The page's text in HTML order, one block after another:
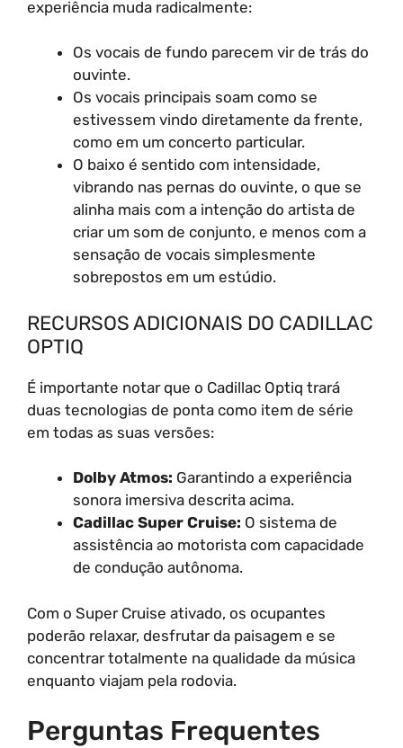
experiência muda radicalmente:
Os vocais de fundo parecem vir de trás do
ouvinte.
Os vocais principais soam como se
estivessem vindo diretamente da frente,
como em um concerto particular.
O baixo é sentido com intensidade,
vibrando nas pernas do ouvinte, o que se
alinha mais com a intenção do artista de
criar um som de conjunto, e menos com a
sensação de vocais simplesmente
sobrepostos em um estúdio.
RECURSOS ADICIONAIS DO CADILLAC
OPTIQ
É importante notar que o Cadillac Optiq trará
duas tecnologias de ponta como item de série
em todas as suas versões:
Dolby Atmos: Garantindo a experiência
sonora imersiva descrita acima.
Cadillac Super Cruise: O sistema de
assistência ao motorista com capacidade
de condução autônoma.
Com o Super Cruise ativado, os ocupantes
poderão relaxar, desfrutar da paisagem e se
concentrar totalmente na qualidade da música
enquanto viajam pela rodovia.
Perguntas Frequentes